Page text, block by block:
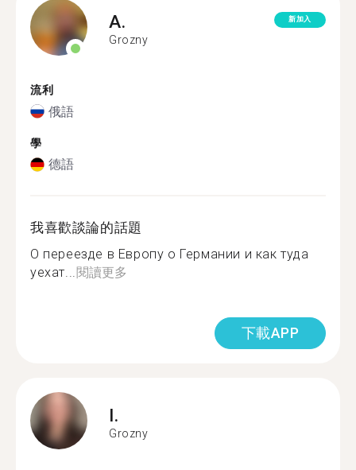
A.
Grozny
新加入
流利
俄語
學
德語
我喜歡談論的話題
О переезде в Европу о Германии и как туда
уехат...閱讀更多
下載APP
I.
Grozny